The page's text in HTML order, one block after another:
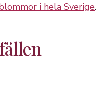
i hela Sverige.